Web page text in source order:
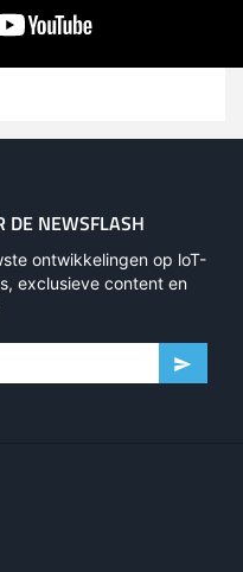
DE NEWSFLASH
ontwikkelingen op loT-
exclusieve content en